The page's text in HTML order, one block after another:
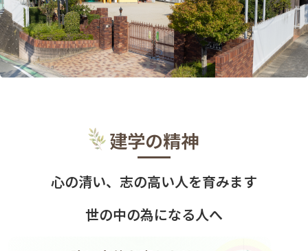
建学の精神
心の清い、志の高い人を育みます
世の中の為になる人へ